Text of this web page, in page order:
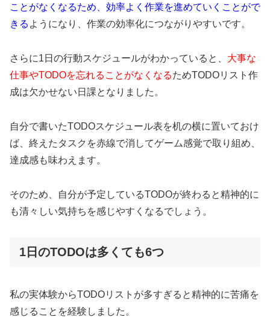
ことがなくなるため、効率よく作業を進めていくことがで
きる ようになり、作業の効率化につながりやすいです。
さらに1日の行動スケジュールがわかっていると、 大事な
仕事やTODOを忘れることがなくなるためTODOリスト作
成は欠かせない日課となりました。
自分で書いたTODOスケジュール表を机の横に置いておけ
ば、終えたタスクを赤線で消してゲーム感覚で取り組め、
達成感も味わえます。
そのため、自分が予定しているTODOが終わると精神的に
も清々しい気持ちを感じやすくなるでしょう。
1日のTODOは多くても6つ
私の実体験からTODOリストが多すぎると精神的に苦痛を
感じることを経験しました。